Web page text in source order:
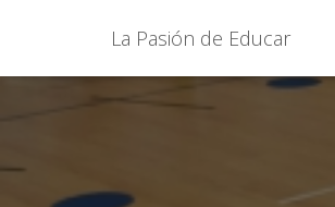
La Pasión de Educar